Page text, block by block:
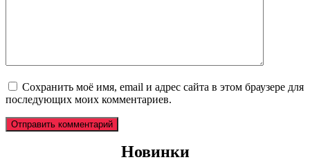
Сохранить моё имя, email и адрес сайта в этом браузере для
последующих моих комментариев.
Новинки